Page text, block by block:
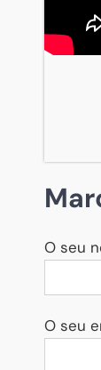
O seu
O seu